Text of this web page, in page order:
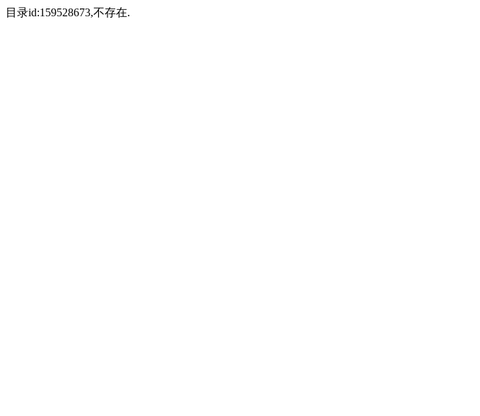
目录id:159528673,不存在.